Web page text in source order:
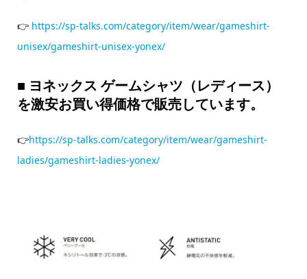
👉 https://sp-talks.com/category/item/wear/gameshirt-
unisex/gameshirt-unisex-yonex/
■ ヨネックス ゲームシャツ（レディース）
を激安お買い得価格で販売しています。
👉https://sp-talks.com/category/item/wear/gameshirt-
ladies/gameshirt-ladies-yonex/